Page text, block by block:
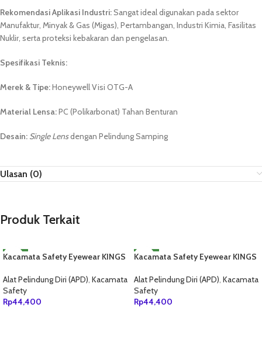
Rekomendasi Aplikasi Industri:Sangat ideal digunakan pada sektor
Manufaktur, Minyak & Gas (Migas), Pertambangan, Industri Kimia, Fasilitas
Nuklir, serta proteksi kebakaran dan pengelasan.
Spesifikasi Teknis:
Merek & Tipe:Honeywell Visi OTG-A
Material Lensa:PC (Polikarbonat) Tahan Benturan
Desain: Single Lensdengan Pelindung Samping
Ulasan (0)
Produk Terkait
NEW
Kacamata Safety Eyewear KINGS
Alat Pelindung Diri (APD), Kacamata
Safety
Rp44,400
NEW
Kacamata Safety Eyewear KINGS
Alat Pelindung Diri (APD), Kacamata
Safety
Rp44,400